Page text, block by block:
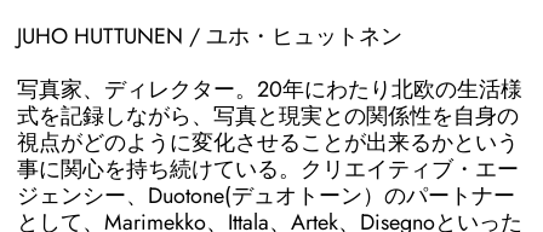
JUHO HUTTUNEN / ユホ・ヒュットネン
写真家、ディレクター。20年にわたり北欧の生活様
式を記録しながら、写真と現実との関係性を自身の
視点がどのように変化させることが出来るかという
事に関心を持ち続けている。クリエイティブ・エー
ジェンシー、Duotone(デュオトーン）のパートナー
として、Marimekko、Ittala、Artek、Disegnoといった